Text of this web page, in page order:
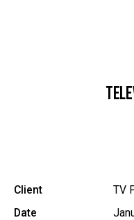
Client
TV
Date